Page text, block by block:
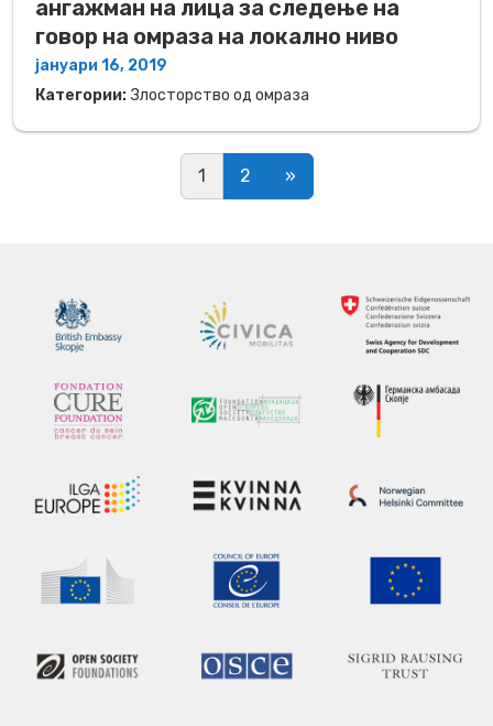
ангажман на лица за следење на
говор на омраза на локално ниво
јануари 16, 2019
Категории: Злосторство од омраза
Posts navigation
1 2 »